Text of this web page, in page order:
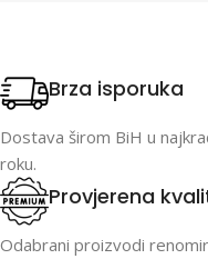
Brza isporuka
Dostava širom BiH u
roku.
Provjerena
Odabrani proizvodi